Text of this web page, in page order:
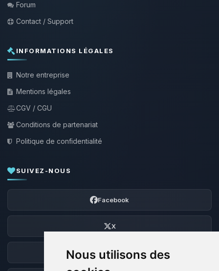
Nous utilisons des
Forum
Contact / Support
INFORMATIONS LÉGALES
Notre entreprise
Mentions légales
CGV / CGU
Conditions de partenariat
Politique de confidentialité
SUIVEZ-NOUS
Facebook
X
Discord